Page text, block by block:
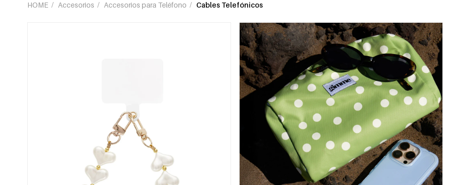
HOME / Accesorios / Accesorios para Teléfono / Cables Telefónicos